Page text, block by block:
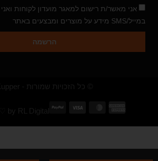
אני מאשר/ת רישום למאגר מועדון לקוחות
במייל/SMS מידע על מוצרים ומבצעים באתר
הרשמה
© כל הזכויות שמורות - Kupper
by RL Digital